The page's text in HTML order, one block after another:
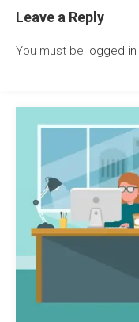
Leave a Reply
You must be logged in